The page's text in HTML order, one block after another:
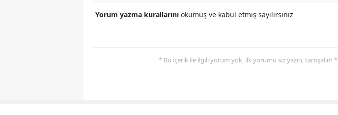
Rize
Yorum yazma kurallarını okumuş ve kabul etmiş sayılırsınız
* Bu içerik ile ilgili yorum yok, ilk yorumu siz yazın, tartışalım *